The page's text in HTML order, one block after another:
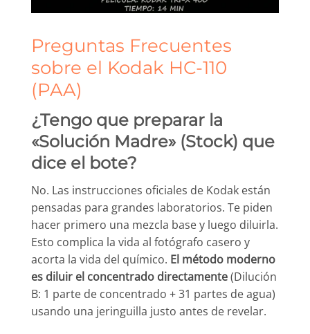
Preguntas Frecuentes
sobre el Kodak HC-110
(PAA)
¿Tengo que preparar la
«Solución Madre» (Stock) que
dice el bote?
No. Las instrucciones oficiales de Kodak están
pensadas para grandes laboratorios. Te piden
hacer primero una mezcla base y luego diluirla.
Esto complica la vida al fotógrafo casero y
acorta la vida del químico. El método moderno
es diluir el concentrado directamente(Dilución
B: 1 parte de concentrado + 31 partes de agua)
usando una jeringuilla justo antes de revelar.